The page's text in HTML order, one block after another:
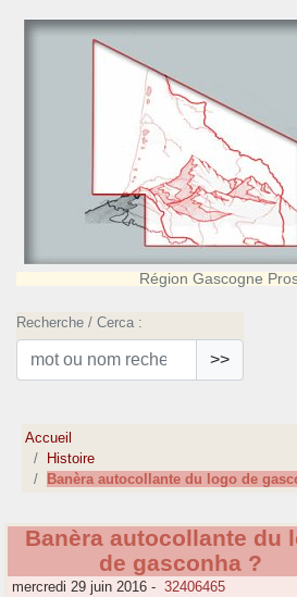
Région Gascogne
Recherche / Cerca :
>>
Accueil
Histoire
Banèra autocollante du logo de
Banèra autocollante du
de gasconha ?
mercredi 29 juin 2016 - 32406465